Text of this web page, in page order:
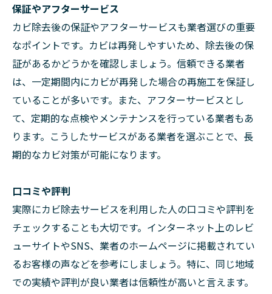
保証やアフターサービス
カビ除去後の保証やアフターサービスも業者選びの重要
なポイントです。カビは再発しやすいため、除去後の保
証があるかどうかを確認しましょう。信頼できる業者
は、一定期間内にカビが再発した場合の再施工を保証し
ていることが多いです。また、アフターサービスとし
て、定期的な点検やメンテナンスを行っている業者もあ
ります。こうしたサービスがある業者を選ぶことで、長
期的なカビ対策が可能になります。
口コミや評判
実際にカビ除去サービスを利用した人の口コミや評判を
チェックすることも大切です。インターネット上のレビ
ューサイトやSNS、業者のホームページに掲載されてい
るお客様の声などを参考にしましょう。特に、同じ地域
での実績や評判が良い業者は信頼性が高いと言えます。